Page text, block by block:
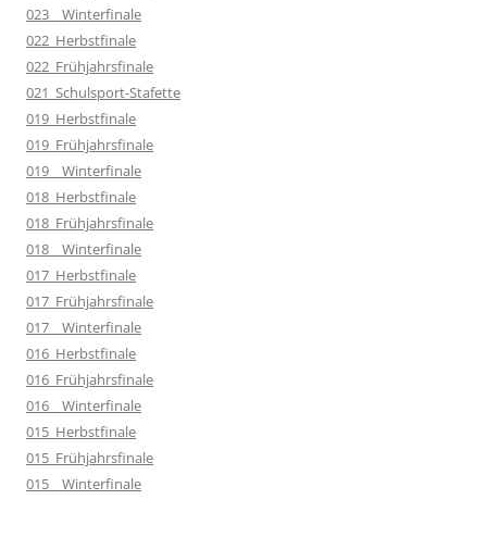
023__Winterfinale
022_Herbstfinale
022_Frühjahrsfinale
021_Schulsport-Stafette
019_Herbstfinale
019_Frühjahrsfinale
019__Winterfinale
018_Herbstfinale
018_Frühjahrsfinale
018__Winterfinale
017_Herbstfinale
017_Frühjahrsfinale
017__Winterfinale
016_Herbstfinale
016_Frühjahrsfinale
016__Winterfinale
015_Herbstfinale
015_Frühjahrsfinale
015__Winterfinale